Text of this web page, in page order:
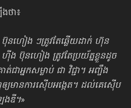
ងថា៖
នហៀង ៗត្រូវតែឆ្លើយដាក់ ហ៊ុន
ប៊ុនហៀង ត្រូវតែប្រយ័ត្នខ្លួនដូច
អ្នកសម្លាប់ ជា វិជ្ជា។ អញ្ចឹង​
មានការស៊ើបអង្កេត។ ដល់គេស៊ើប
ងឌី។»